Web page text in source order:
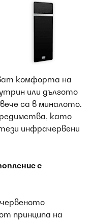
комфорта на
или дългото
са в миналото.
като
инфрачервени
с
принципа на